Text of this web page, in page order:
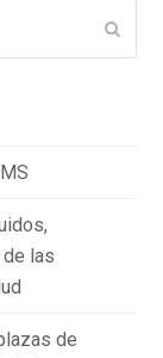
las
de